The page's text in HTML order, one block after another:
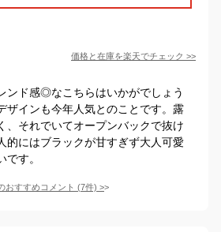
価格と在庫を楽天でチェック >>
ンド感◎なこちらはいかがでしょう
ザインも今年人気とのことです。露
、それでいてオープンバックで抜け
的にはブラックが甘すぎず大人可愛
す。
おすすめコメント (7件) >